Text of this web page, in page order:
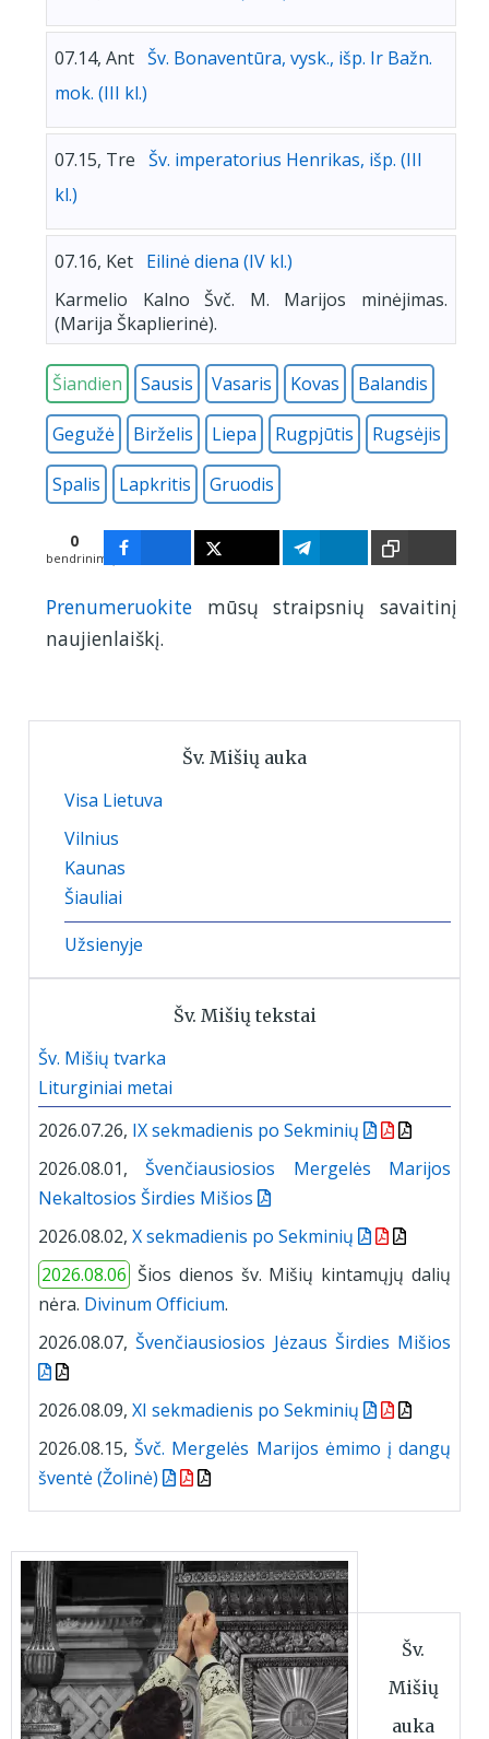
07.14, Ant Šv. Bonaventūra, vysk., išp. Ir Bažn.
mok. (III kl.)
07.15, Tre Šv. imperatorius Henrikas, išp. (III
kl.)
07.16, Ket Eilinė diena (IV kl.)
Karmelio Kalno Švč. M. Marijos minėjimas.
(Marija Škaplierinė).
Šiandien Sausis Vasaris Kovas Balandis
Gegužė Birželis Liepa Rugpjūtis Rugsėjis
Spalis Lapkritis Gruodis
0
bendrinimų
Prenumeruokite mūsų straipsnių savaitinį
naujienlaiškį.
Šv. Mišių auka
Visa Lietuva
Vilnius
Kaunas
Šiauliai
Užsienyje
Šv. Mišių tekstai
Šv. Mišių tvarka
Liturginiai metai
2026.07.26, IX sekmadienis po Sekminių
2026.08.01,Švenčiausiosios Mergelės Marijos
Nekaltosios Širdies Mišios
2026.08.02, X sekmadienis po Sekminių
2026.08.06 Šios dienos šv. Mišių kintamųjų dalių
nėra. Divinum Officium.
2026.08.07,Švenčiausiosios Jėzaus Širdies Mišios
2026.08.09, XI sekmadienis po Sekminių
2026.08.15,Švč. Mergelės Marijos ėmimo į dangų
šventė (Žolinė)
Šv.
Mišių
auka